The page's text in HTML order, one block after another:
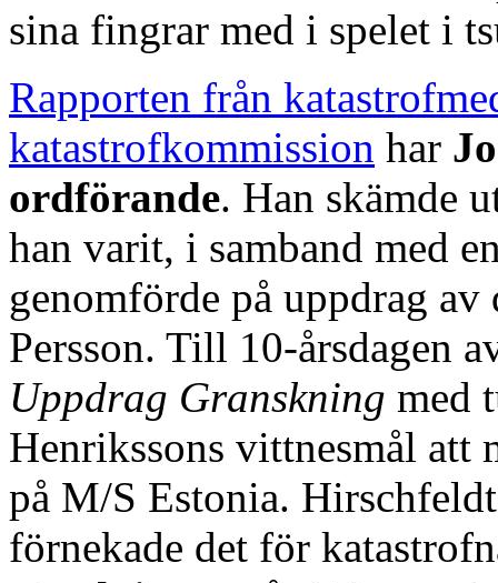
sina fingrar med i spelet i
Rapporten från
katastrofkommission har
ordförande. Han skämde
han varit, i samband med
genomförde på uppdrag
Persson. Till 10-årsdagen
Uppdrag Granskning med
Henrikssons vittnesmål att
på M/S Estonia.
förnekade det för